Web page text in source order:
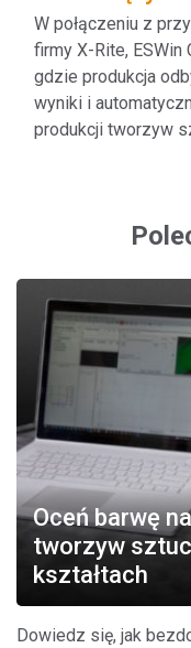
W połączeniu z
firmy X-Rite, ESWin
gdzie produkcja
wyniki i
produkcji tworzyw
Oceń barwę
tworzyw
kształtach
Dowiedz się, jak